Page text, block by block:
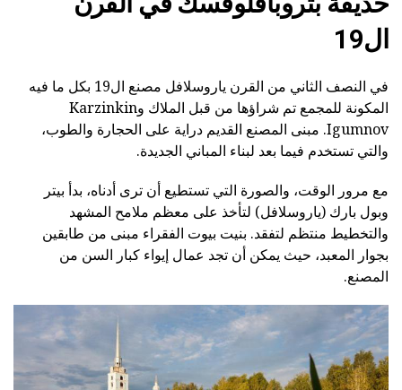
ال19
في النصف الثاني من القرن ياروسلافل مصنع ال19 بكل ما فيه
المكونة للمجمع تم شراؤها من قبل الملاك وKarzinkin
Igumnov. مبنى المصنع القديم دراية على الحجارة والطوب،
والتي تستخدم فيما بعد لبناء المباني الجديدة.
مع مرور الوقت، والصورة التي تستطيع أن ترى أدناه، بدأ بيتر
وبول بارك (ياروسلافل) لتأخذ على معظم ملامح المشهد
والتخطيط منتظم لتفقد. بنيت بيوت الفقراء مبنى من طابقين
بجوار المعبد، حيث يمكن أن تجد عمال إيواء كبار السن من
المصنع.